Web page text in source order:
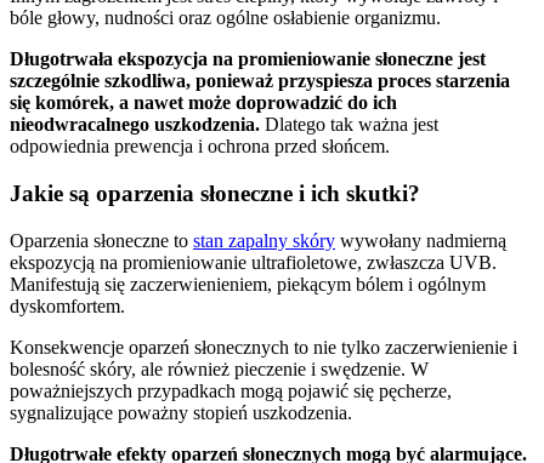
bóle głowy, nudności oraz ogólne osłabienie organizmu.
Długotrwała ekspozycja na promieniowanie słoneczne jest
szczególnie szkodliwa, ponieważ przyspiesza proces starzenia
się komórek, a nawet może doprowadzić do ich
nieodwracalnego uszkodzenia. Dlatego tak ważna jest
odpowiednia prewencja i ochrona przed słońcem.
Jakie są oparzenia słoneczne i ich skutki?
Oparzenia słoneczne to stan zapalny skóry wywołany nadmierną
ekspozycją na promieniowanie ultrafioletowe, zwłaszcza UVB.
Manifestują się zaczerwienieniem, piekącym bólem i ogólnym
dyskomfortem.
Konsekwencje oparzeń słonecznych to nie tylko zaczerwienienie i
bolesność skóry, ale również pieczenie i swędzenie. W
poważniejszych przypadkach mogą pojawić się pęcherze,
sygnalizujące poważny stopień uszkodzenia.
Długotrwałe efekty oparzeń słonecznych mogą być alarmujące.